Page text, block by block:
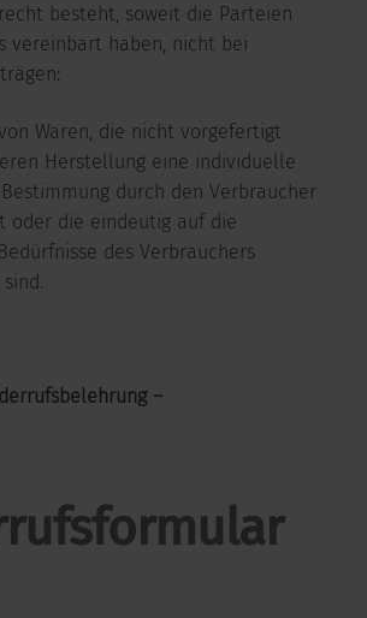
besteht, soweit die Parteien
vereinbart haben, nicht bei
Waren, die nicht vorgefertigt
Herstellung eine individuelle
durch den Verbraucher
oder die eindeutig auf die
des Verbrauchers
–